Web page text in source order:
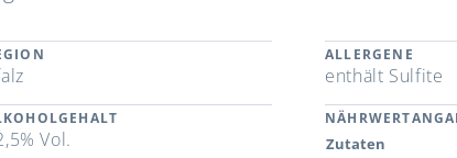
Vol.
ALLERGENE
enthält Sulfite
Zutaten